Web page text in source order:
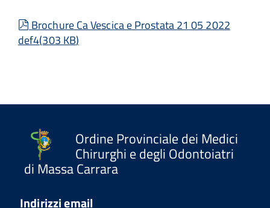
pdf
Brochure Ca Vescica e Prostata 21 05 2022
def4(303 KB)
Ordine Provinciale dei Medici
Chirurghi e degli Odontoiatri
di Massa Carrara
Indirizzi email